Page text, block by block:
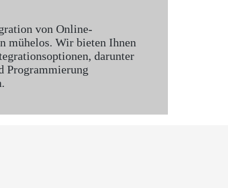
von Online-
mühelos. Wir bieten Ihnen
darunter
Programmierung